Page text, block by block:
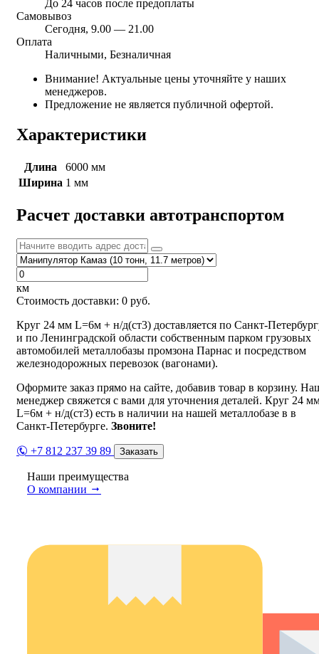
До 24 часов после предоплаты
Самовывоз
Сегодня, 9.00 — 21.00
Оплата
Наличными, Безналичная
Внимание! Актуальные цены уточняйте у наших
менеджеров.
Предложение не является публичной офертой.
Характеристики
Длина
6000 мм
Ширина 1 мм
Расчет доставки автотранспортом
км
Стоимость доставки: 0 руб.
Круг 24 мм L=6м + н/д(ст3) доставляется по Санкт-
и по Ленинградской области собственным парком грузовых
автомобилей металлобазы промзона Парнас и посредством
железнодорожных перевозок (вагонами).
Оформите заказ прямо на сайте, добавив товар в корзину.
менеджер свяжется с вами для уточнения деталей. Круг 24
L=6м + н/д(ст3) есть в наличии на нашей металлобазе в в
Санкт-Петербурге. Звоните!
+7 812 237 39 89 Заказать
Наши преимущества
О компании